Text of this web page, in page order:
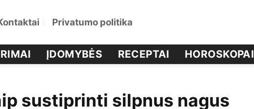
Privatumo politika
ĮDOMYBĖS RECEPTAI HOROSKOPAI
sustiprinti silpnus nagus